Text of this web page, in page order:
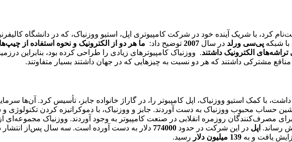
کرد، با شریک آینده خود در شرکت کامپیوتری اپل، استیو ووزنیاک، که در دانشگاه
شبکه پی‌سی ورلد در سال توضیح داد: ما هر دو از الکترونیک و نحوه استفاده از
الکترونیک داشتند. ووزنیاک کامپیوترهای زیادی را طراحی کرده بود، بنابراین
منافع مشترکی داشتند که هر دو نسبت به چیزهایی که در جهان داشتند بسیار متفاوتند.
که 21 سال داشت، با کمک استیو ووزنیاک، اپل کامپبوتر را، در گاراژ خانواده جابز، تأسیس کرد. آن‌ها
حساب محبوب ووزنیاک به دست آوردند. جابز و ووزنیاک، با دموکراتیزه کردن
مصرف‌کنندگان روزمره انقلابی در صنعت کامپیوتر به وجود آوردند. ووزنیاک مجموعه‌ای
رساند. اپل در این شرکت در حدود
دلار به دست آورده است. سه سال پس‌از انتشار
یافت و به رسید.